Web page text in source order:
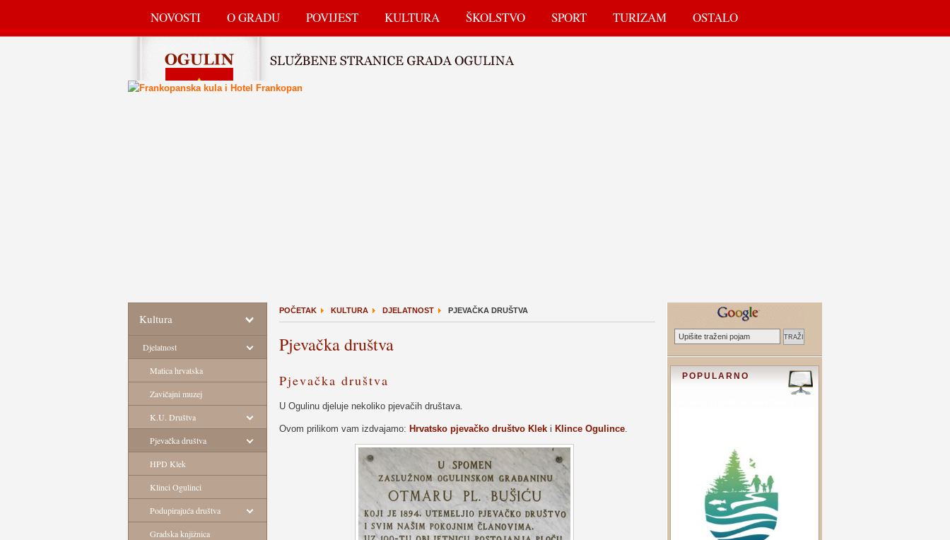
NOVOSTI O GRADU POVIJEST KULTURA ŠKOLSTVO SPORT TURIZAM OSTALO
Kultura
Djelatnost
Matica hrvatska
Zavičajni muzej
K.U. Društva
Pjevačka društva
HPD Klek
Klinci Ogulinci
Podupirajuća društva
Gradska knjižnica
POČETAK KULTURA DJELATNOST PJEVAČKA DRUŠTVA
Pjevačka društva
Pjevačka društva
U Ogulinu djeluje nekoliko pjevačih društava.
Ovom prilikom vam izdvajamo: Hrvatsko pjevačko društvo Klek i Klince Ogulince.
POPULARNO